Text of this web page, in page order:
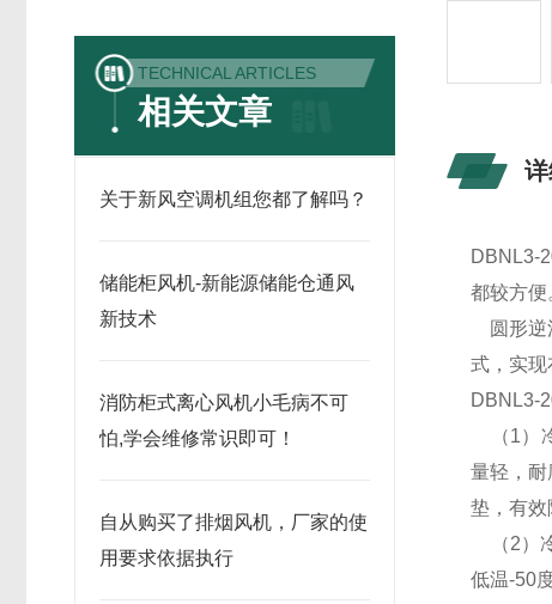
TECHNICAL ARTICLES
相关文章
关于新风空调机组您都了解吗？
储能柜风机-新能源储能仓通风
新技术
消防柜式离心风机小毛病不可
怕,学会维修常识即可！
自从购买了排烟风机，厂家的使
用要求依据执行
DBNL3-
都较方便
圆形逆
式，实现
DBNL3-
（1）
量轻，
垫，有效
（2）
低温-50